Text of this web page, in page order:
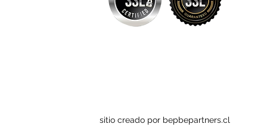
sitio creado por bepbepartners.cl